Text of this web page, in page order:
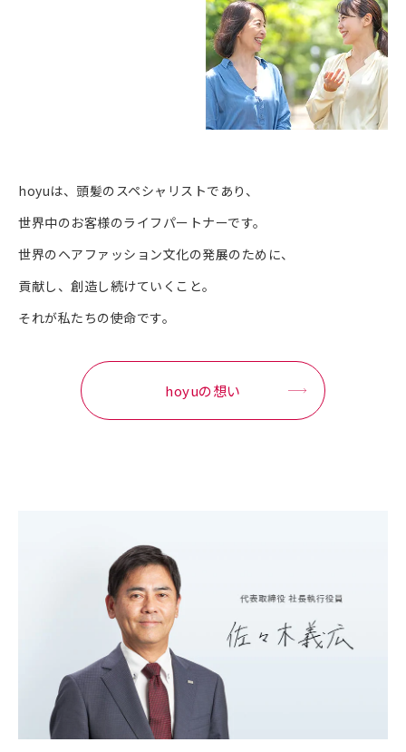
hoyuは、頭髪のスペシャリストであり、
世界中のお客様のライフパートナーです。
世界のヘアファッション文化の発展のために、
貢献し、創造し続けていくこと。
それが私たちの使命です。
hoyuの想い